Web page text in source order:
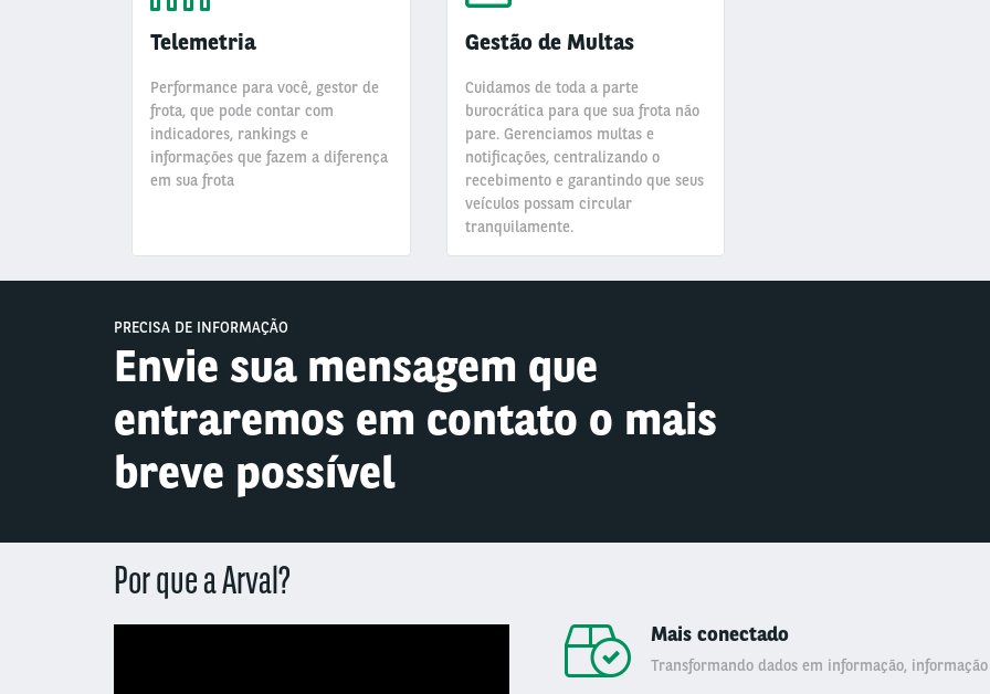
Telemetria
Performance para você, gestor de
frota, que pode contar com
indicadores, rankings e
informações que fazem a diferença
em sua frota
Gestão de Multas
Cuidamos de toda a parte
burocrática para que sua frota não
pare. Gerenciamos multas e
notificações, centralizando o
recebimento e garantindo que seus
veículos possam circular
tranquilamente.
PRECISA DE INFORMAÇÃO
Envie sua mensagem que
entraremos em contato o mais
breve possível
Por que a Arval?
Mais conectado
Transformando dados em informação,